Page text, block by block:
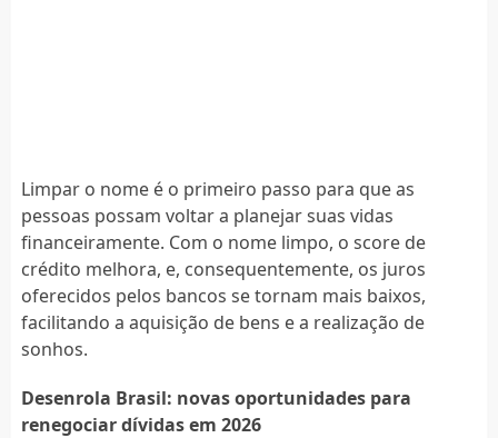
Limpar o nome é o primeiro passo para que as
pessoas possam voltar a planejar suas vidas
financeiramente. Com o nome limpo, o score de
crédito melhora, e, consequentemente, os juros
oferecidos pelos bancos se tornam mais baixos,
facilitando a aquisição de bens e a realização de
sonhos.
Desenrola Brasil: novas oportunidades para
renegociar dívidas em 2026